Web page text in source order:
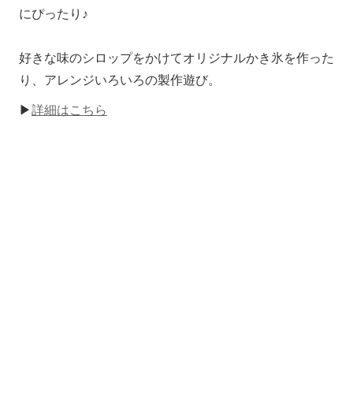
にぴったり♪
好きな味のシロップをかけてオリジナルかき氷を作った
り、アレンジいろいろの製作遊び。
▶詳細はこちら